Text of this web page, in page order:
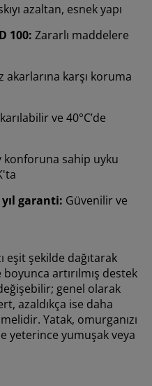
azaltan, esnek yapı
100: Zararlı maddelere
akarlarına karşı koruma
ve 40°C’de
konforuna sahip uyku
garanti: Güvenilir ve
eşit şekilde dağıtarak
artırılmış destek
genel olarak
azaldıkça ise daha
Yatak, omurganızı
yeterince yumuşak veya
olarak, web
bir deneyim sunmak
kullanıyoruz.
ilgili pazarlamayı
size özel ve
TikTok) paylaşırız.
hakkında daha fazla
onayınızı
et” seçeneğine
olursunuz.Kişisel
veçerez politikamız